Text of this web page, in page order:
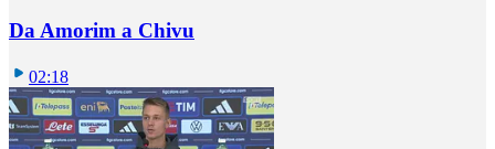
Da Amorim a Chivu
02:18